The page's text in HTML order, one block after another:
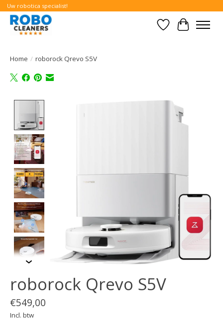
Uw robotica specialist!
Verlanglijst
Home / roborock Qrevo S5V
roborock Qrevo S5V
€549,00
Incl. btw